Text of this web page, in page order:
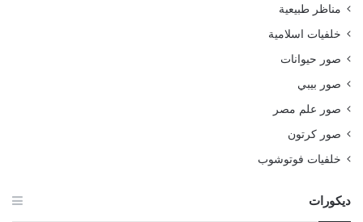
مناظر طبيعية
خلفيات اسلامية
صور حيوانات
صور بيبي
صور علم مصر
صور كرتون
خلفيات فوتوشوب
ديكورات